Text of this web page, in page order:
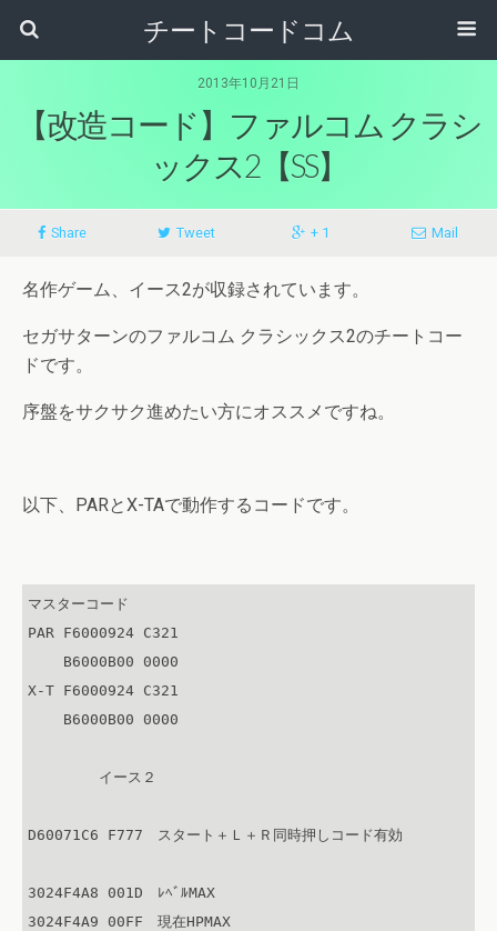
チートコードコム
2013年10月21日
【改造コード】ファルコム クラシ
ックス2【SS】
Share Tweet + 1 Mail
名作ゲーム、イース2が収録されています。
セガサターンのファルコム クラシックス2のチートコー
ドです。
序盤をサクサク進めたい方にオススメですね。
以下、PARとX-TAで動作するコードです。
マスターコード
PAR F6000924 C321
    B6000B00 0000
X-T F6000924 C321
    B6000B00 0000
D60071C6 F777　スタート＋Ｌ＋Ｒ同時押しコード有効
3024F4A8 001D　ﾚﾍﾞﾙMAX
3024F4A9 00FF　現在HPMAX